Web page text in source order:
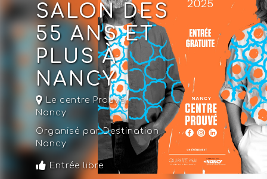
SALON DES
55 ANS ET
PLUS À
NANCY
Le centre Prouvé,
Nancy
Organisé par Destination
Nancy
Entrée libre